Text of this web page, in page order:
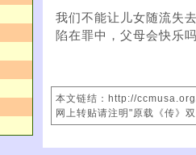
我们不能让儿女随流失
陷在罪中，父母会快乐
本文链结：http://
网上转贴请注明"原载《传》